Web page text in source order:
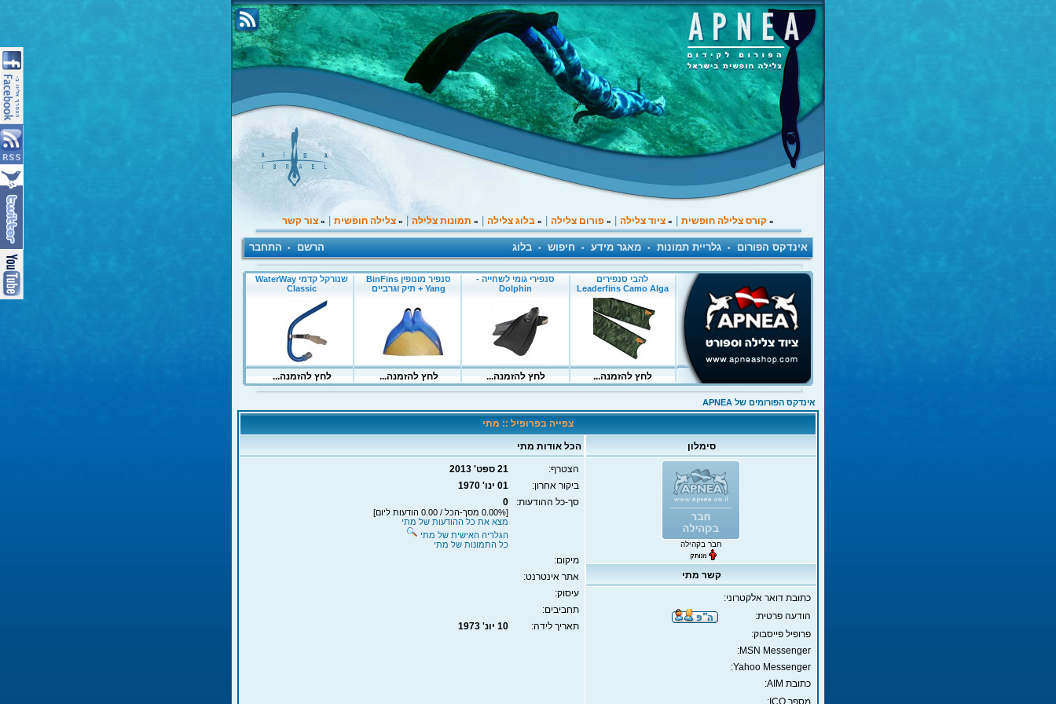
» קורס צלילה חופשית » ציוד צלילה » פורום צלילה » בלוג צלילה » תמונות צלילה » צלילה חופשית » צור קשר
אינדקס הפורום • גלריית תמונות • מאגר מידע • חיפוש • בלוג הרשם • התחבר
אינדקס הפורומים של APNEA
צפייה בפרופיל :: מתי
סימלון הכל אודות מתי
חבר בקהילה
הצטרף:
21 ספט' 2013
ביקור אחרון:
01 ינו' 1970
סך-כל ההודעות:
0
[0.00% מסך-הכל / 0.00 הודעות ליום]
מצא את כל ההודעות של מתי
הגלריה האישית של מתי
כל התמונות של מתי
מיקום:
אתר אינטרנט:
עיסוק:
תחביבים:
תאריך לידה:
10 יונ' 1973
קשר מתי
כתובת דואר אלקטרוני:
הודעה פרטית:
פרופיל פייסבוק:
MSN Messenger:
Yahoo Messenger:
כתובת AIM:
מספר ICQ: